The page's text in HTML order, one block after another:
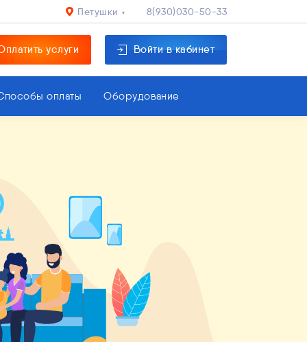
Петушки 8(930)030-50-33
услуги Войти в кабинет
оплаты Оборудование